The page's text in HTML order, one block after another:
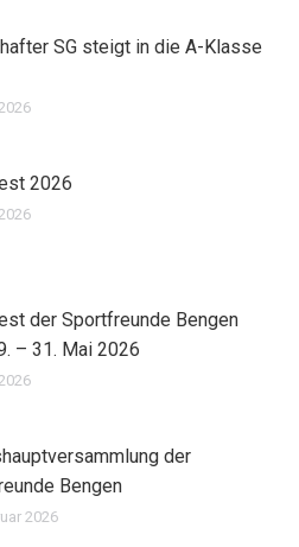
SG steigt in die A-Klasse
2026
der Sportfreunde Bengen
– 31. Mai 2026
der
Bengen
2026